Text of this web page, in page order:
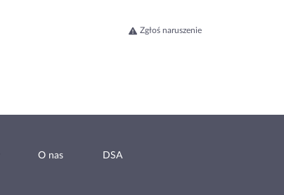
Zgłoś naruszenie
O nas DSA